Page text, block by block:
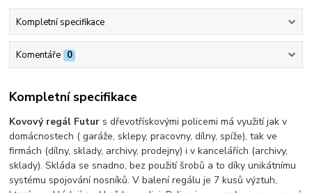
Kompletní specifikace
Komentáře 0
Kompletní specifikace
Kovový regál Futur s dřevotřískovými policemi má využití jak v
domácnostech ( garáže, sklepy, pracovny, dílny, spíže), tak ve
firmách (dílny, sklady, archivy, prodejny) i v kancelářích (archivy,
sklady). Skláda se snadno, bez použití šrobů a to díky unikátnímu
systému spojování nosníků. V balení regálu je 7 kusů výztuh,